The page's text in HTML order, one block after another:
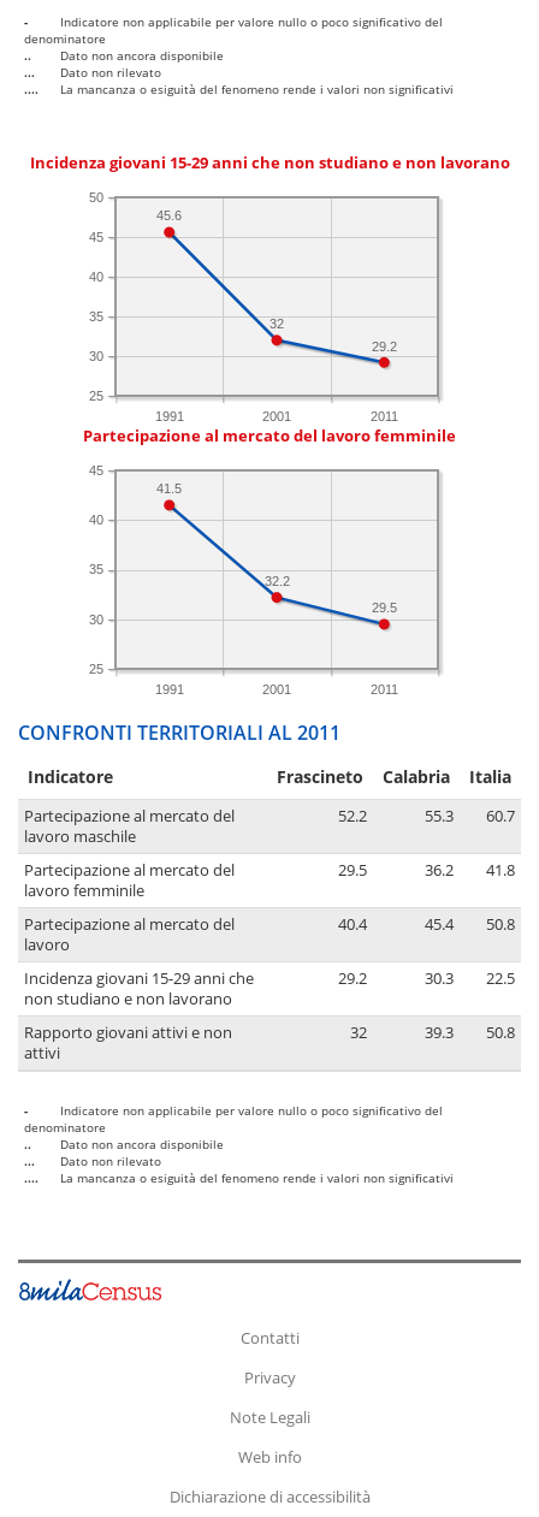
-
Indicatore non applicabile per valore nullo o poco significativo del
denominatore
..
Dato non ancora disponibile
...
Dato non rilevato
....
La mancanza o esiguità del fenomeno rende i valori non significativi
Incidenza giovani 15-29 anni che non studiano e non lavorano
1991 2001 2011
25
30
35
40
45
50
29.2
32
45.6
Partecipazione al mercato del lavoro femminile
1991 2001 2011
25
30
35
40
45
29.5
32.2
41.5
CONFRONTI TERRITORIALI AL 2011
Indicatore Frascineto Calabria Italia
Partecipazione al mercato del
lavoro maschile
52.2 55.3 60.7
Partecipazione al mercato del
lavoro femminile
29.5 36.2 41.8
Partecipazione al mercato del
lavoro
40.4 45.4 50.8
Incidenza giovani 15-29 anni che
non studiano e non lavorano
29.2 30.3 22.5
Rapporto giovani attivi e non
attivi
32 39.3 50.8
-
Indicatore non applicabile per valore nullo o poco significativo del
denominatore
..
Dato non ancora disponibile
...
Dato non rilevato
....
La mancanza o esiguità del fenomeno rende i valori non significativi
Contatti
Privacy
Note Legali
Web info
Dichiarazione di accessibilità